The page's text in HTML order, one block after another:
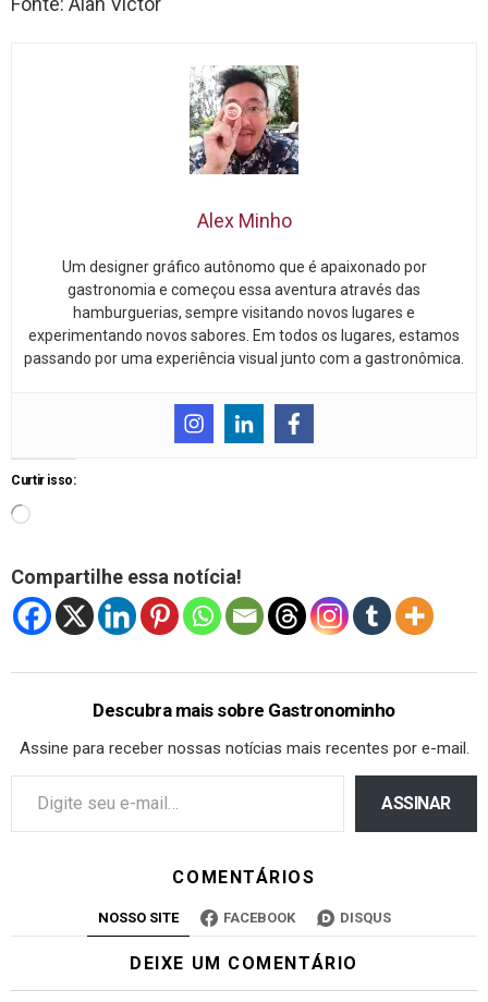
Alex Minho
Um designer gráfico autônomo que é apaixonado por
gastronomia e começou essa aventura através das
hamburguerias, sempre visitando novos lugares e
experimentando novos sabores. Em todos os lugares, estamos
passando por uma experiência visual junto com a gastronômica.
Curtir isso:
Compartilhe essa notícia!
Descubra mais sobre Gastronominho
Assine para receber nossas notícias mais recentes por e-mail.
ASSINAR
COMENTÁRIOS
NOSSO SITE FACEBOOK DISQUS
DEIXE UM COMENTÁRIO